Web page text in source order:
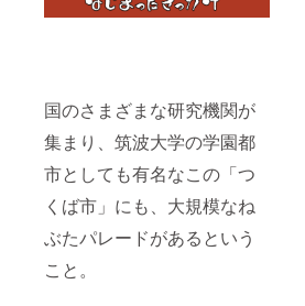
国のさまざまな研究機関が
集まり、筑波大学の学園都
市としても有名なこの「つ
くば市」にも、大規模なね
ぶたパレードがあるという
こと。